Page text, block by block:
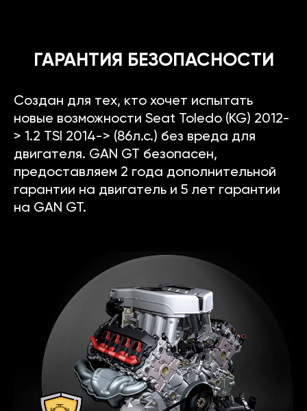
ГАРАНТИЯ БЕЗОПАСНОСТИ
Создан для тех, кто хочет испытать
новые возможности Seat Toledo (KG) 2012-
> 1.2 TSI 2014-> (86л.с.) без вреда для
двигателя. GAN GT безопасен,
предоставляем 2 года дополнительной
гарантии на двигатель и 5 лет гарантии
на GAN GT.